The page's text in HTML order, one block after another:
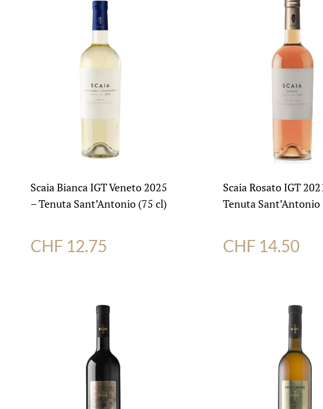
Scaia Bianca IGT Veneto 2025
– Tenuta Sant’Antonio (75 cl)
CHF 12.75
Scaia Rosato IGT
Tenuta Sant’Antonio
CHF 14.50